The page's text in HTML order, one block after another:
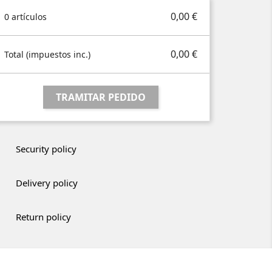
0 artículos 0,00 €
Total (impuestos inc.) 0,00 €
TRAMITAR PEDIDO
Security policy
Delivery policy
Return policy